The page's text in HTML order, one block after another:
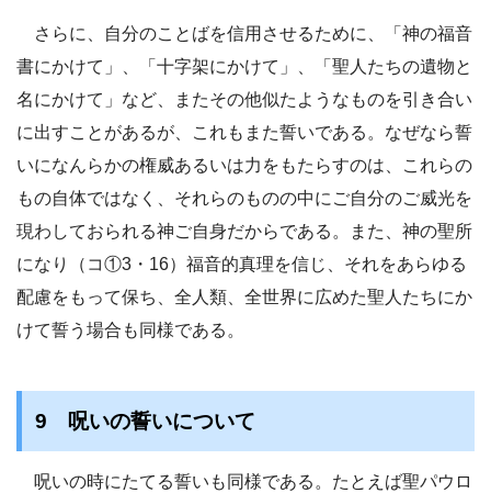
さらに、自分のことばを信用させるために、「神の福音
書にかけて」、「十字架にかけて」、「聖人たちの遺物と
名にかけて」など、またその他似たようなものを引き合い
に出すことがあるが、これもまた誓いである。なぜなら誓
いになんらかの権威あるいは力をもたらすのは、これらの
もの自体ではなく、それらのものの中にご自分のご威光を
現わしておられる神ご自身だからである。また、神の聖所
になり（コ①3・16）福音的真理を信じ、それをあらゆる
配慮をもって保ち、全人類、全世界に広めた聖人たちにか
けて誓う場合も同様である。
9 呪いの誓いについて
呪いの時にたてる誓いも同様である。たとえば聖パウロ